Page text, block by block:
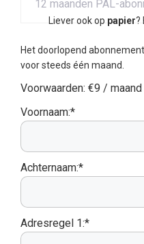
12 maanden PAL-
Liever ook op papier?
Het doorlopend
voor steeds één maand.
Voorwaarden: €9 / maand
Voornaam:*
Achternaam:*
Adresregel 1:*